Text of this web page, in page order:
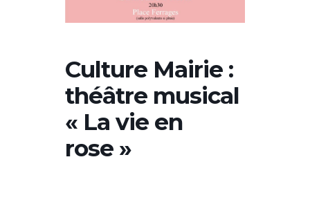
Culture Mairie :
théâtre musical
« La vie en
rose »